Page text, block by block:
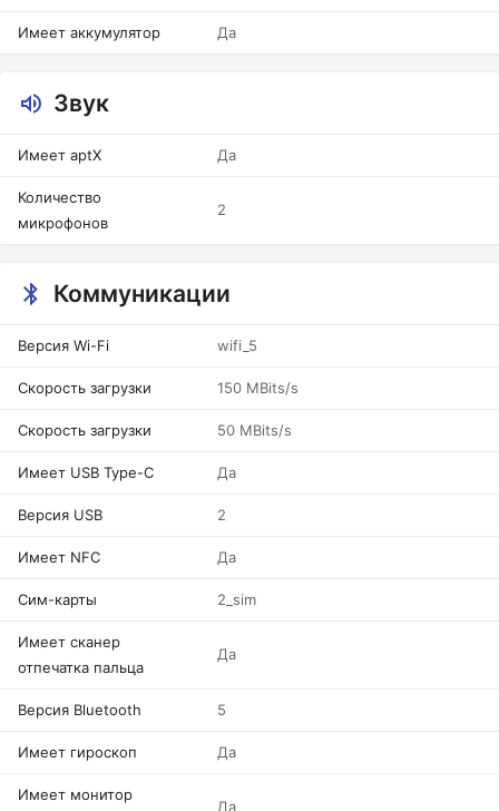
Имеет аккумулятор Да
Звук
Имеет aptX Да
Количество
микрофонов
2
Коммуникации
Версия Wi-Fi wifi_5
Скорость загрузки 150 MBits/s
Скорость загрузки 50 MBits/s
Имеет USB Type-C Да
Версия USB 2
Имеет NFC Да
Сим-карты 2_sim
Имеет сканер
отпечатка пальца
Да
Версия Bluetooth 5
Имеет гироскоп Да
Имеет монитор
Да